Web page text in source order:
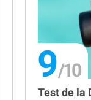
9
Test de la